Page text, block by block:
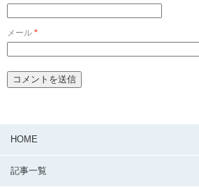
メール *
HOME
記事一覧